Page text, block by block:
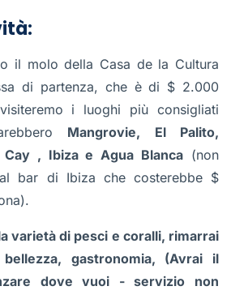
il molo della Casa de la Cultura
di partenza, che è di $ 2.000
i luoghi più consigliati
Mangrovie, El Palito,
Cay , Ibiza e Agua Blanca (non
bar di Ibiza che costerebbe $
varietà di pesci e coralli, rimarrai
gastronomia, (Avrai il
dove vuoi - servizio non